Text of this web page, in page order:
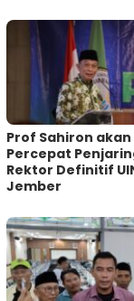
Prof Sahiron akan
Percepat
Rektor Definitif
Jember